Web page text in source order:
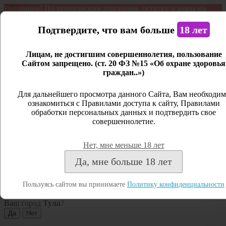
Внимание! По техническим причинам, остатки и цены на
является демонстрационным. Дистанционная продажа не
Открыть сайдбар
Личный кабинет
Закрыть
Посмотреть все результаты
Ваш город Тула ?
Подтвердите, что вам больше 18 лет
Лицам, не достигшим совершеннолетия, пользование
Сайтом запрещено. (ст. 20 ФЗ №15 «Об охране здоровья
граждан..»)
Для дальнейшего просмотра данного Сайта, Вам
ознакомиться с Правилами доступа к сайту, Правилами
обработки персональных данных и подтвердить свое
совершеннолетие.
Нет, мне меньше 18 лет
Да, мне больше 18 лет
Пользуясь сайтом вы принимаете Политику конфиденциальности